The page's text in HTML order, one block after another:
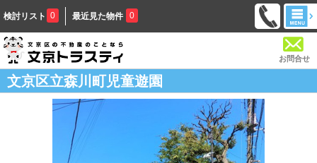
検討リスト 0 最近見た物件 0
お問合せ
文京区立森川町児童遊園